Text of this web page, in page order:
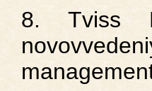
8. Tviss